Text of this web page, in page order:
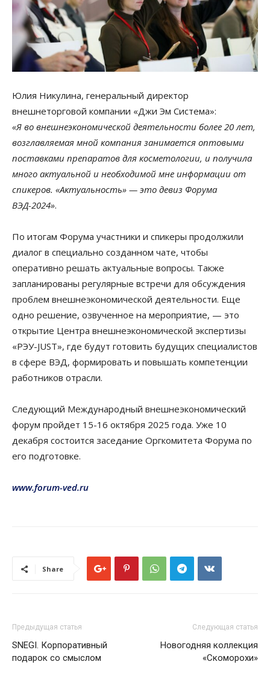
Юлия Никулина, генеральный директор
внешнеторговой компании «Джи Эм Система»:
«Я во внешнеэкономической деятельности более 20 лет,
возглавляемая мной компания занимается оптовыми
поставками препаратов для косметологии, и получила
много актуальной и необходимой мне информации от
спикеров. «Актуальность» — это девиз Форума
ВЭД-2024».
По итогам Форума участники и спикеры продолжили
диалог в специально созданном чате, чтобы
оперативно решать актуальные вопросы. Также
запланированы регулярные встречи для обсуждения
проблем внешнеэкономической деятельности. Еще
одно решение, озвученное на мероприятие, — это
открытие Центра внешнеэкономической экспертизы
«РЭУ-JUST», где будут готовить будущих специалистов
в сфере ВЭД, формировать и повышать компетенции
работников отрасли.
Следующий Международный внешнеэкономический
форум пройдет 15-16 октября 2025 года. Уже 10
декабря состоится заседание Оргкомитета Форума по
его подготовке.
www.forum-ved.ru
Share
Предыдущая статья
SNEGI. Корпоративный
подарок со смыслом
Следующая статья
Новогодняя коллекция
«Скоморохи»